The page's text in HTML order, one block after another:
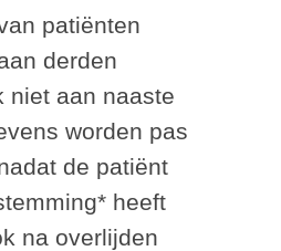
patiënten
derden
niet aan naaste
worden pas
de patiënt
heeft
na overlijden